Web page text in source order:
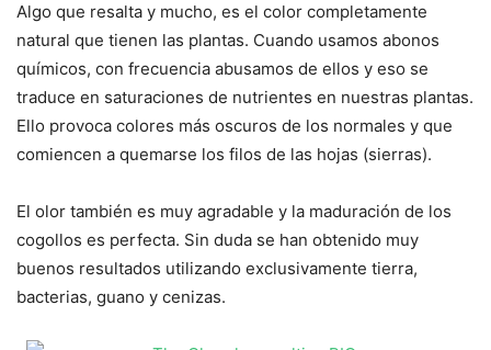
Algo que resalta y mucho, es el color completamente
natural que tienen las plantas. Cuando usamos abonos
químicos, con frecuencia abusamos de ellos y eso se
traduce en saturaciones de nutrientes en nuestras plantas.
Ello provoca colores más oscuros de los normales y que
comiencen a quemarse los filos de las hojas (sierras).
El olor también es muy agradable y la maduración de los
cogollos es perfecta. Sin duda se han obtenido muy
buenos resultados utilizando exclusivamente tierra,
bacterias, guano y cenizas.